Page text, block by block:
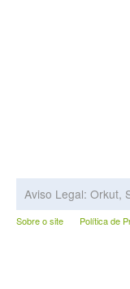
Aviso Legal: Orkut,
Sobre o site Política de